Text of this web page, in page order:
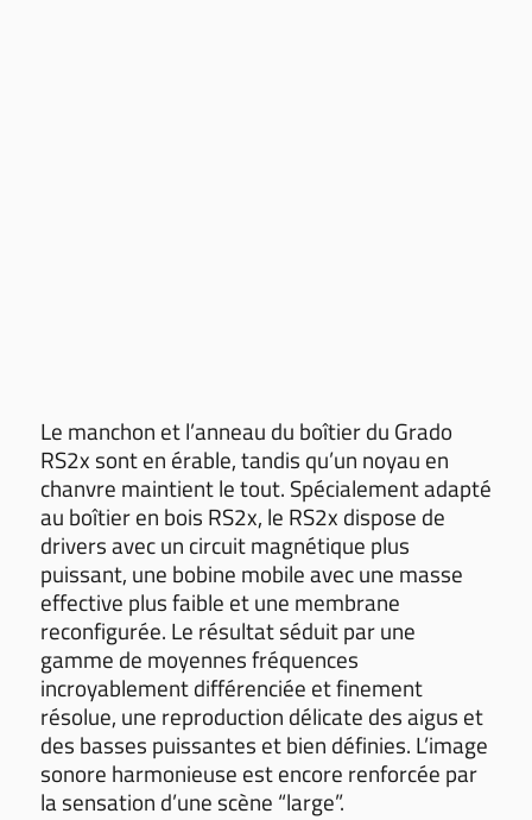
Le manchon et l’anneau du boîtier du Grado
RS2x sont en érable, tandis qu’un noyau en
chanvre maintient le tout. Spécialement adapté
au boîtier en bois RS2x, le RS2x dispose de
drivers avec un circuit magnétique plus
puissant, une bobine mobile avec une masse
effective plus faible et une membrane
reconfigurée. Le résultat séduit par une
gamme de moyennes fréquences
incroyablement différenciée et finement
résolue, une reproduction délicate des aigus et
des basses puissantes et bien définies. L’image
sonore harmonieuse est encore renforcée par
la sensation d’une scène “large”.